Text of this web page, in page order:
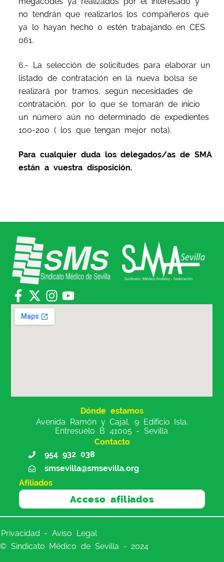
no tendrán que realizarlos los compañeros que
ya lo hayan hecho o estén trabajando en CES
061.
6.- La selección de solicitudes para elaborar un
listado de contratación en la nueva bolsa se
realizará por tramos, según necesidades de
contratación, por lo que se tomarán de inicio
un número aún no determinado de expedientes
100-200 ( los que tengan mejor nota).
Para cualquier duda los delegados/as de SMA
están a vuestra disposición.
Dónde estamos
Avenida Ramón y Cajal, 9 Edificio Isla,
Entresuelo B 41005 - Sevilla
Contacto
954 932 038
smsevilla@smsevilla.org
Afiliados
Acceso afiliados
Privacidad - Aviso Legal
© Sindicato Médico de Sevilla - 2024